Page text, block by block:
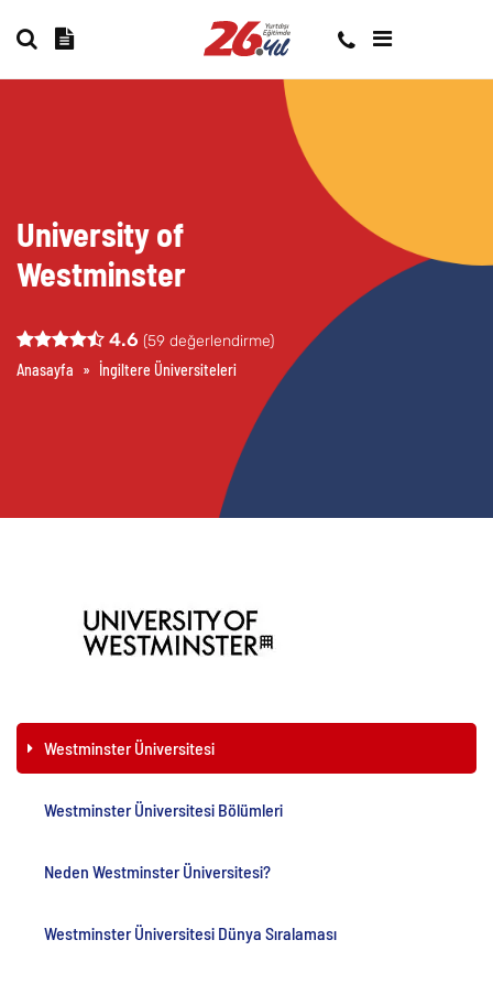
University of
Westminster
4.6 (59 değerlendirme)
Anasayfa » İngiltere Üniversiteleri University of Westminster
Westminster Üniversitesi
Westminster Üniversitesi Bölümleri
Neden Westminster Üniversitesi?
Westminster Üniversitesi Dünya Sıralaması